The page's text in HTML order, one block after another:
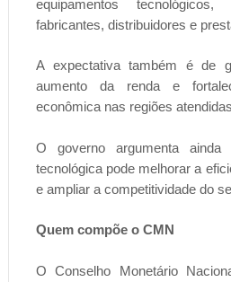
equipamentos
fabricantes, distribuidores e
A expectativa também é de
aumento da renda e
econômica nas regiões
O governo argumenta ainda
tecnológica pode melhorar a
e ampliar a competitividade do
Quem compõe o CMN
O Conselho Monetário